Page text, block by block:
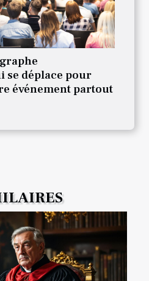
se déplace pour
événement partout